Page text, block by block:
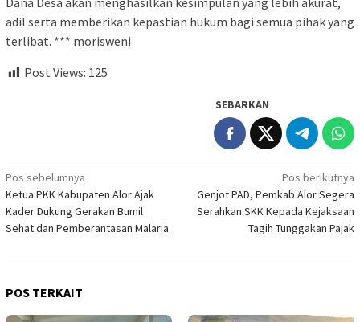
adil serta memberikan kepastian hukum bagi semua pihak yang
terlibat. *** morisweni
Post Views: 125
SEBARKAN
Navigasi
pos
Pos sebelumnya
Ketua PKK Kabupaten Alor Ajak
Kader Dukung Gerakan Bumil
Sehat dan Pemberantasan Malaria
Pos berikutnya
Genjot PAD, Pemkab Alor Segera
Serahkan SKK Kepada Kejaksaan
Tagih Tunggakan Pajak
POS TERKAIT